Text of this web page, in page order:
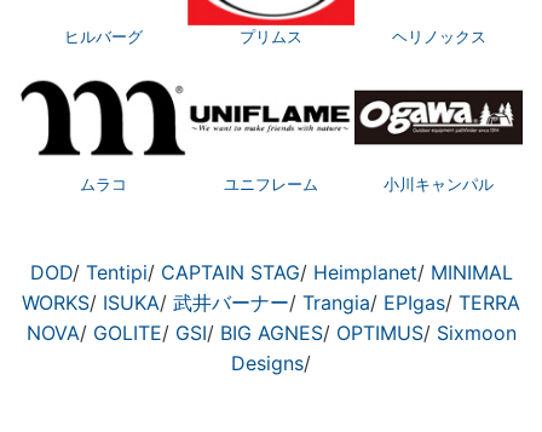
ヒルバーグ プリムス ヘリノックス
ムラコ ユニフレーム 小川キャンパル
DOD/ Tentipi/ CAPTAIN STAG/ Heimplanet/ MINIMAL
WORKS/ ISUKA/ 武井バーナー/ Trangia/ EPIgas/ TERRA
NOVA/ GOLITE/ GSI/ BIG AGNES/ OPTIMUS/ Sixmoon
Designs/